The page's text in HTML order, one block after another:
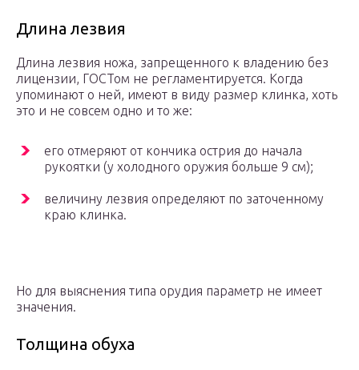
Длина лезвия
Длина лезвия ножа, запрещенного к владению без
лицензии, ГОСТом не регламентируется. Когда
упоминают о ней, имеют в виду размер клинка, хоть
это и не совсем одно и то же:
его отмеряют от кончика острия до начала
рукоятки (у холодного оружия больше 9 см);
величину лезвия определяют по заточенному
краю клинка.
Но для выяснения типа орудия параметр не имеет
значения.
Толщина обуха